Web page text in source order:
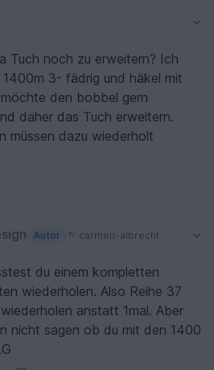
Tuch noch zu erweitern? Ich
daher das Tuch erweitern.
müssen dazu wiederholt
Autor
carmen-albrecht
du einem kompletten
wiederholen. Also Reihe 37
anstatt 1mal. Aber
nicht sagen ob du mit den 1400